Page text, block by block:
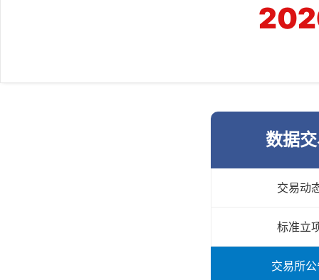
数据
交易动
标准立
交易所